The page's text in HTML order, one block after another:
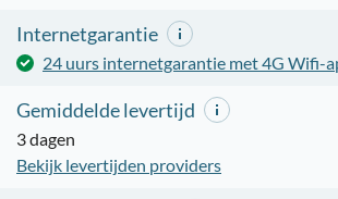
Internetgarantie
24 uurs internetgarantie met 4G Wifi-
Gemiddelde levertijd
3 dagen
Bekijk levertijden providers